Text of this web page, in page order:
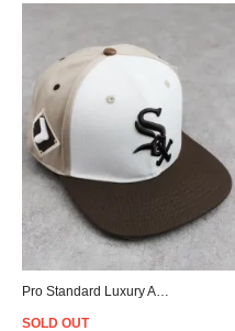
SOLD OUT